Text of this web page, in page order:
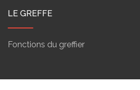
LE GREFFE
Fonctions du greffier